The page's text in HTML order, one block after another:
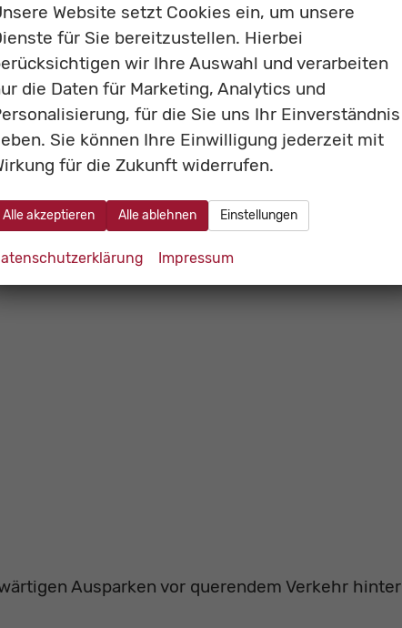
äußeren Fondsitzen
Sitzplatz
Ausparken vor querendem Verkehr hinter
Website setzt Cookies ein, um unsere
für Sie bereitzustellen. Hierbei
wir Ihre Auswahl und verarbeiten
die Daten für Marketing, Analytics und
für die Sie uns Ihr Einverständnis
Sie können Ihre Einwilligung jederzeit mit
für die Zukunft widerrufen.
Alle akzeptieren Alle ablehnen Einstellungen
Impressum